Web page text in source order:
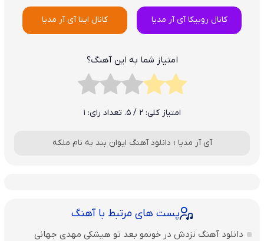
کانال روبیکا آی آر مدیا کانال ایتا آی آر مدیا
امتیاز شما به این آهنگ؟
امتیاز کلی: 2 / 5. تعداد رای: 1
آی آر مدیا › دانلود آهنگ ایوان بند به نام ملکه
پست های مرتبط با آهنگ
دانلود آهنگ نزدش در خونمو بعد تو هیشکی مهدی جهانی